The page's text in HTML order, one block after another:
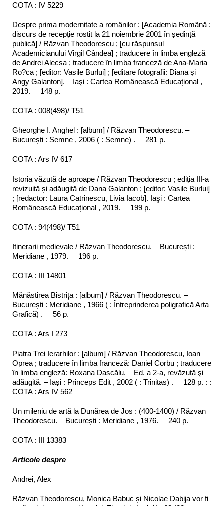
COTA : IV 5229
Despre prima modernitate a românilor : [Academia Română :
discurs de recepție rostit la 21 noiembrie 2001 în ședință
publică] / Răzvan Theodorescu ; [cu răspunsul
Academicianului Virgil Cândea] ; traducere în limba engleză
de Andrei Alecsa ; traducere în limba franceză de Ana-Maria
Ro?ca ; [editor: Vasile Burlui] ; [editare fotografii: Diana și
Angy Galanton]. – Iaşi : Cartea Românească Educațional ,
2019. 148 p.
COTA : 008(498)/ T51
Gheorghe I. Anghel : [album] / Răzvan Theodorescu. –
București : Semne , 2006 ( : Semne) . 281 p.
COTA : Ars IV 617
Istoria văzută de aproape / Răzvan Theodorescu ; ediția III-a
revizuită și adăugită de Dana Galanton ; [editor: Vasile Burlui]
; [redactor: Laura Catrinescu, Livia Iacob]. Iaşi : Cartea
Românească Educațional , 2019. 199 p.
COTA : 94(498)/ T51
Itinerarii medievale / Răzvan Theodorescu. – București :
Meridiane , 1979. 196 p.
COTA : III 14801
Mănăstirea Bistriţa : [album] / Răzvan Theodorescu. –
București : Meridiane , 1966 ( : Întreprinderea poligrafică Arta
Grafică) . 56 p.
COTA : Ars I 273
Piatra Trei Ierarhilor : [album] / Răzvan Theodorescu, Ioan
Oprea ; traducere în limba franceză: Daniel Corbu ; traducere
în limba engleză: Roxana Dascălu. – Ed. a 2-a, revăzută şi
adăugită. – Iași : Princeps Edit , 2002 ( : Trinitas) . 128 p. : :
COTA : Ars IV 562
Un mileniu de artă la Dunărea de Jos : (400-1400) / Răzvan
Theodorescu. – București : Meridiane , 1976. 240 p.
COTA : III 13383
Articole despre
Andrei, Alex
Răzvan Theodorescu, Monica Babuc și Nicolae Dabija vor fi